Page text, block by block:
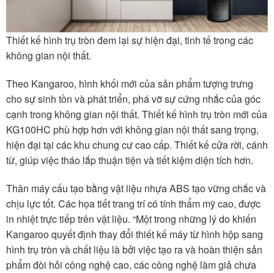
Thiết kế hình trụ tròn đem lại sự hiện đại, tinh tế trong các
không gian nội thất.
Theo Kangaroo, hình khối mới của sản phẩm tượng trưng
cho sự sinh tồn và phát triển, phá vỡ sự cứng nhắc của góc
cạnh trong không gian nội thất. Thiết kế hình trụ tròn mới của
KG100HC phù hợp hơn với không gian nội thất sang trọng,
hiện đại tại các khu chung cư cao cấp. Thiết kế cửa rời, cánh
từ, giúp việc tháo lắp thuận tiện và tiết kiệm diện tích hơn.
Thân máy cấu tạo bằng vật liệu nhựa ABS tạo vững chắc và
chịu lực tốt. Các họa tiết trang trí có tính thẩm mỹ cao, được
in nhiệt trực tiếp trên vật liệu. “Một trong những lý do khiến
Kangaroo quyết định thay đổi thiết kế máy từ hình hộp sang
hình trụ tròn và chất liệu là bởi việc tạo ra và hoàn thiện sản
phẩm đòi hỏi công nghệ cao, các công nghệ làm giả chưa